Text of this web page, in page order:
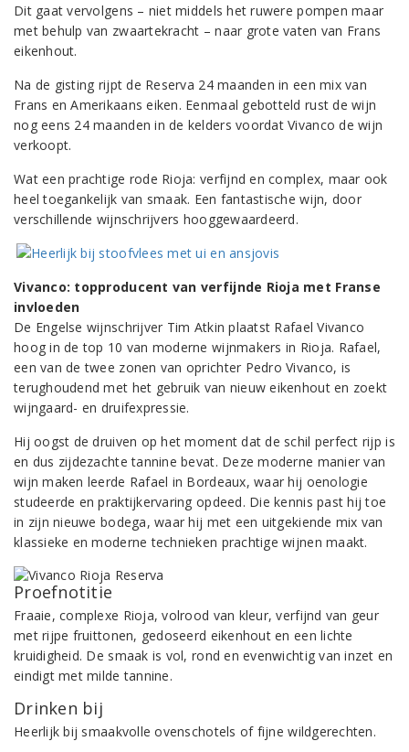
Dit gaat vervolgens – niet middels het ruwere pompen maar
met behulp van zwaartekracht – naar grote vaten van Frans
eikenhout.
Na de gisting rijpt de Reserva 24 maanden in een mix van
Frans en Amerikaans eiken. Eenmaal gebotteld rust de wijn
nog eens 24 maanden in de kelders voordat Vivanco de wijn
verkoopt.
Wat een prachtige rode Rioja: verfijnd en complex, maar ook
heel toegankelijk van smaak. Een fantastische wijn, door
verschillende wijnschrijvers hooggewaardeerd.
Vivanco: topproducent van verfijnde Rioja met Franse
invloeden
De Engelse wijnschrijver Tim Atkin plaatst Rafael Vivanco
hoog in de top 10 van moderne wijnmakers in Rioja. Rafael,
een van de twee zonen van oprichter Pedro Vivanco, is
terughoudend met het gebruik van nieuw eikenhout en zoekt
wijngaard- en druifexpressie.
Hij oogst de druiven op het moment dat de schil perfect rijp is
en dus zijdezachte tannine bevat. Deze moderne manier van
wijn maken leerde Rafael in Bordeaux, waar hij oenologie
studeerde en praktijkervaring opdeed. Die kennis past hij toe
in zijn nieuwe bodega, waar hij met een uitgekiende mix van
klassieke en moderne technieken prachtige wijnen maakt.
Proefnotitie
Fraaie, complexe Rioja, volrood van kleur, verfijnd van geur
met rijpe fruittonen, gedoseerd eikenhout en een lichte
kruidigheid. De smaak is vol, rond en evenwichtig van inzet en
eindigt met milde tannine.
Drinken bij
Heerlijk bij smaakvolle ovenschotels of fijne wildgerechten.